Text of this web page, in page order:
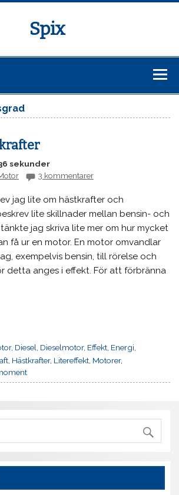
Spix
sekunder
3 kommentarer
jag lite om hästkrafter och
lite skillnader mellan bensin- och
jag skriva lite mer om hur mycket
få ur en motor. En motor omvandlar
exempelvis bensin, till rörelse och
detta anges i effekt. För att förbränna
, Diesel Dieselmotor, Effekt Energi
Hästkrafter, Litereffekt Motorer,